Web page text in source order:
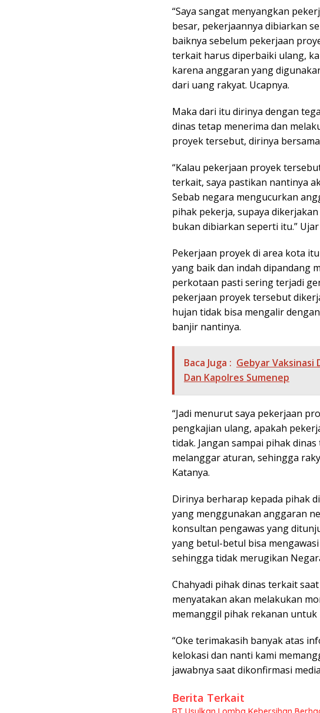
“Saya sangat menyangkan
besar, pekerjaannya dibiarkan
baiknya sebelum pekerjaan
terkait harus diperbaiki ulang,
karena anggaran yang
dari uang rakyat. Ucapnya.
Maka dari itu dirinya dengan
dinas tetap menerima dan
proyek tersebut, dirinya
“Kalau pekerjaan proyek
terkait, saya pastikan nantinya
Sebab negara mengucurkan
pihak pekerja, supaya
bukan dibiarkan seperti itu.” Ujar
Pekerjaan proyek di area kota
yang baik dan indah dipandang
perkotaan pasti sering terjadi
pekerjaan proyek tersebut
hujan tidak bisa mengalir
banjir nantinya.
Baca Juga : Gebyar Vaksinasi
Dan Kapolres Sumenep
“Jadi menurut saya pekerjaan
pengkajian ulang, apakah
tidak. Jangan sampai pihak
melanggar aturan, sehingga
Katanya.
Dirinya berharap kepada pihak
yang menggunakan anggaran
konsultan pengawas yang
yang betul-betul bisa
sehingga tidak merugikan
Chahyadi pihak dinas terkait
menyatakan akan melakukan
memanggil pihak rekanan untuk
“Oke terimakasih banyak atas
kelokasi dan nanti kami
jawabnya saat dikonfirmasi
Berita Terkait